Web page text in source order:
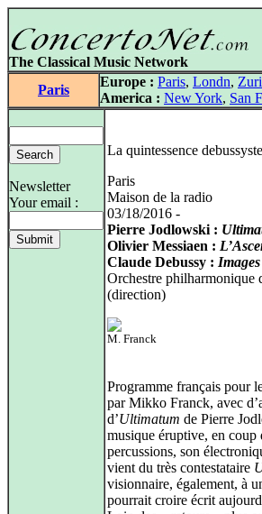
The Classical Music Network
Paris
Europe : Paris, Londn,
America : New York, San
Newsletter
Your email :
La quintessence debussyste
Paris
Maison de la radio
03/18/2016 -
Pierre Jodlowski :
Olivier Messiaen :
Claude Debussy : Images
Orchestre
(direction)
M. Franck
Programme français pour
par Mikko Franck, avec
d’Ultimatum de Pierre
musique éruptive, en
percussions, son
vient du très contestataire
visionnaire, également, à
pourrait croire écrit